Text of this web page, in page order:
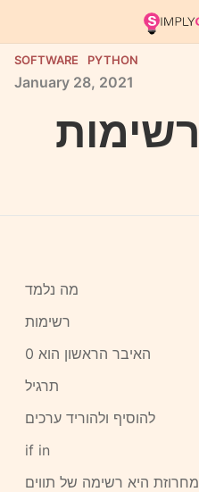
SOFTWARE PYTHON
January 28, 2021
מה נלמד
רשימות
האיבר הראשון הוא 0
תרגיל
להוסיף ולהוריד ערכים
if in
מחרוזת היא רשימה של תווים